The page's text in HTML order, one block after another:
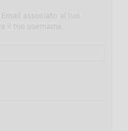
associato al tuo
il tuo username.